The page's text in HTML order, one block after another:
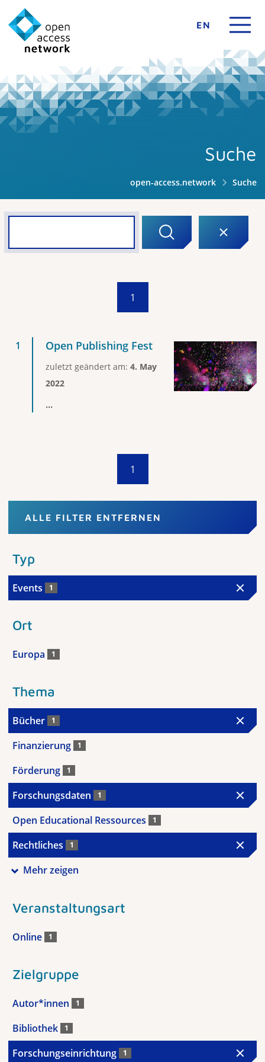
EN
Suche
open-access.network Suche
1
Open Publishing Fest
zuletzt geändert am: 4. May
2022
...
1
ALLE FILTER ENTFERNEN
Typ
Events 1
Ort
Europa 1
Thema
Bücher 1
Finanzierung 1
Förderung 1
Forschungsdaten 1
Open Educational Ressources 1
Rechtliches 1
Mehr zeigen
Veranstaltungsart
Online 1
Zielgruppe
Autor*innen 1
Bibliothek 1
Forschungseinrichtung 1